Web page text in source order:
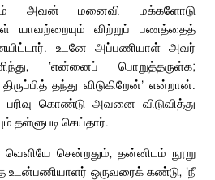
அவன் மனைவி மக்களோடு
யாவற்றையும் விற்றுப் பணத்தைத்
உடனே அப்பணியாள் அவர்
‘என்னைப் பொறுத்தருள்க;
தந்து விடுகிறேன்’ என்றான்.
கொண்டு அவனை விடுவித்து
தள்ளுபடி செய்தார்.
சென்றதும், தன்னிடம் நூறு
உடன்பணியாளர் ஒருவரைக் கண்டு, ‘நீ